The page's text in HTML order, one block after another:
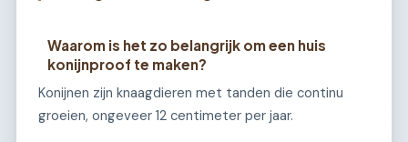
Waarom is het zo belangrijk om een huis
konijnproof te maken?
Konijnen zijn knaagdieren met tanden die continu
groeien, ongeveer 12 centimeter per jaar.